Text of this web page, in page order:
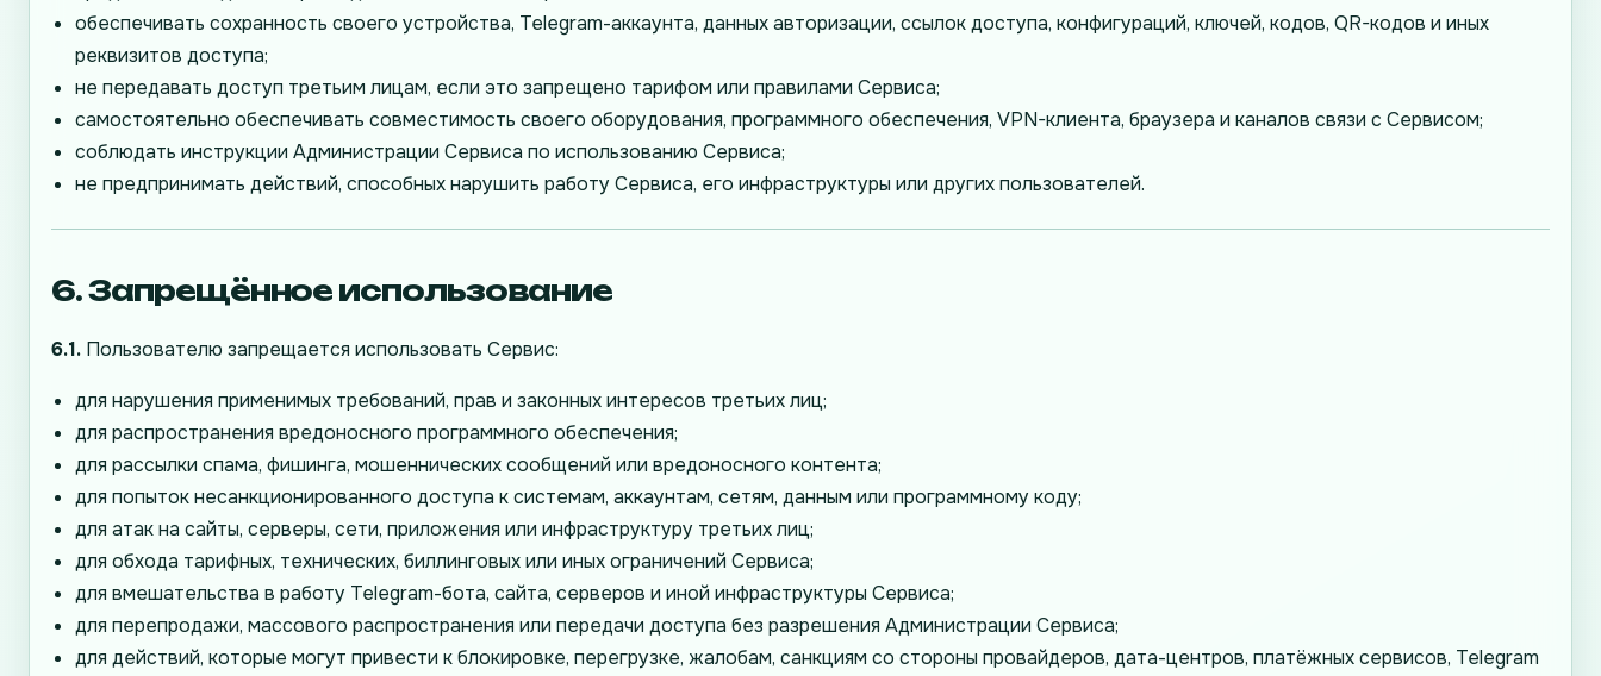
обеспечивать сохранность своего устройства, Telegram-аккаунта, данных авторизации, ссылок доступа, конфигураций, ключей, кодов, QR-кодов и иных
реквизитов доступа;
не передавать доступ третьим лицам, если это запрещено тарифом или правилами Сервиса;
самостоятельно обеспечивать совместимость своего оборудования, программного обеспечения, VPN-клиента, браузера и каналов связи с Сервисом;
соблюдать инструкции Администрации Сервиса по использованию Сервиса;
не предпринимать действий, способных нарушить работу Сервиса, его инфраструктуры или других пользователей.
6. Запрещённое использование
6.1. Пользователю запрещается использовать Сервис:
для нарушения применимых требований, прав и законных интересов третьих лиц;
для распространения вредоносного программного обеспечения;
для рассылки спама, фишинга, мошеннических сообщений или вредоносного контента;
для попыток несанкционированного доступа к системам, аккаунтам, сетям, данным или программному коду;
для атак на сайты, серверы, сети, приложения или инфраструктуру третьих лиц;
для обхода тарифных, технических, биллинговых или иных ограничений Сервиса;
для вмешательства в работу Telegram-бота, сайта, серверов и иной инфраструктуры Сервиса;
для перепродажи, массового распространения или передачи доступа без разрешения Администрации Сервиса;
для действий, которые могут привести к блокировке, перегрузке, жалобам, санкциям со стороны провайдеров, дата-центров, платёжных сервисов, Telegram